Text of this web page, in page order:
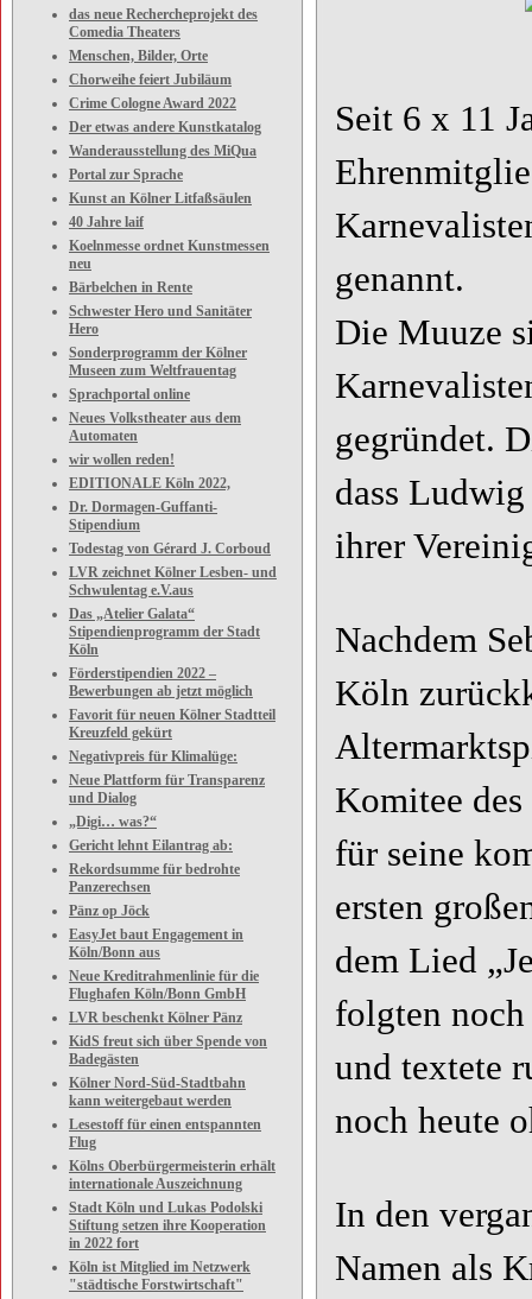
das neue Rechercheprojekt des
Comedia Theaters
Menschen, Bilder, Orte
Chorweihe feiert Jubiläum
Crime Cologne Award 2022
Der etwas andere Kunstkatalog
Wanderausstellung des MiQua
Portal zur Sprache
Kunst an Kölner Litfaßsäulen
40 Jahre laif
Koelnmesse ordnet Kunstmessen
neu
Bärbelchen in Rente
Schwester Hero und Sanitäter
Hero
Sonderprogramm der Kölner
Museen zum Weltfrauentag
Sprachportal online
Neues Volkstheater aus dem
Automaten
wir wollen reden!
EDITIONALE Köln 2022,
Dr. Dormagen-Guffanti-
Stipendium
Todestag von Gérard J. Corboud
LVR zeichnet Kölner Lesben- und
Schwulentag e.V.aus
Das „Atelier Galata“
Stipendienprogramm der Stadt
Köln
Förderstipendien 2022 –
Bewerbungen ab jetzt möglich
Favorit für neuen Kölner Stadtteil
Kreuzfeld gekürt
Negativpreis für Klimalüge:
Neue Plattform für Transparenz
und Dialog
„Digi… was?“
Gericht lehnt Eilantrag ab:
Rekordsumme für bedrohte
Panzerechsen
Pänz op Jöck
EasyJet baut Engagement in
Köln/Bonn aus
Neue Kreditrahmenlinie für die
Flughafen Köln/Bonn GmbH
LVR beschenkt Kölner Pänz
KidS freut sich über Spende von
Badegästen
Kölner Nord-Süd-Stadtbahn
kann weitergebaut werden
Lesestoff für einen entspannten
Flug
Kölns Oberbürgermeisterin erhält
internationale Auszeichnung
Stadt Köln und Lukas Podolski
Stiftung setzen ihre Kooperation
in 2022 fort
Köln ist Mitglied im Netzwerk
"städtische Forstwirtschaft"
Seit 6 x 11
genannt.
Die Muuze
gegründet.
dass
ihrer
Nachdem
Köln
Komitee
für seine
ersten
dem Lied
folgten
und textete
noch heute
In den
Namen als